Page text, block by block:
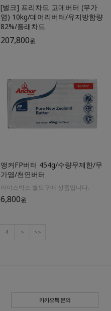
[벌크] 프리차드 고메버터 (무가
염) 10kg/데어리버터/유지방함량
82%/플래차드
207,800원
앵커FP버터 454g/수량무제한/무
가염/천연버터
아이스박스 별도구매 상품입니다.
6,800원
4 > >>
카카오톡 문의